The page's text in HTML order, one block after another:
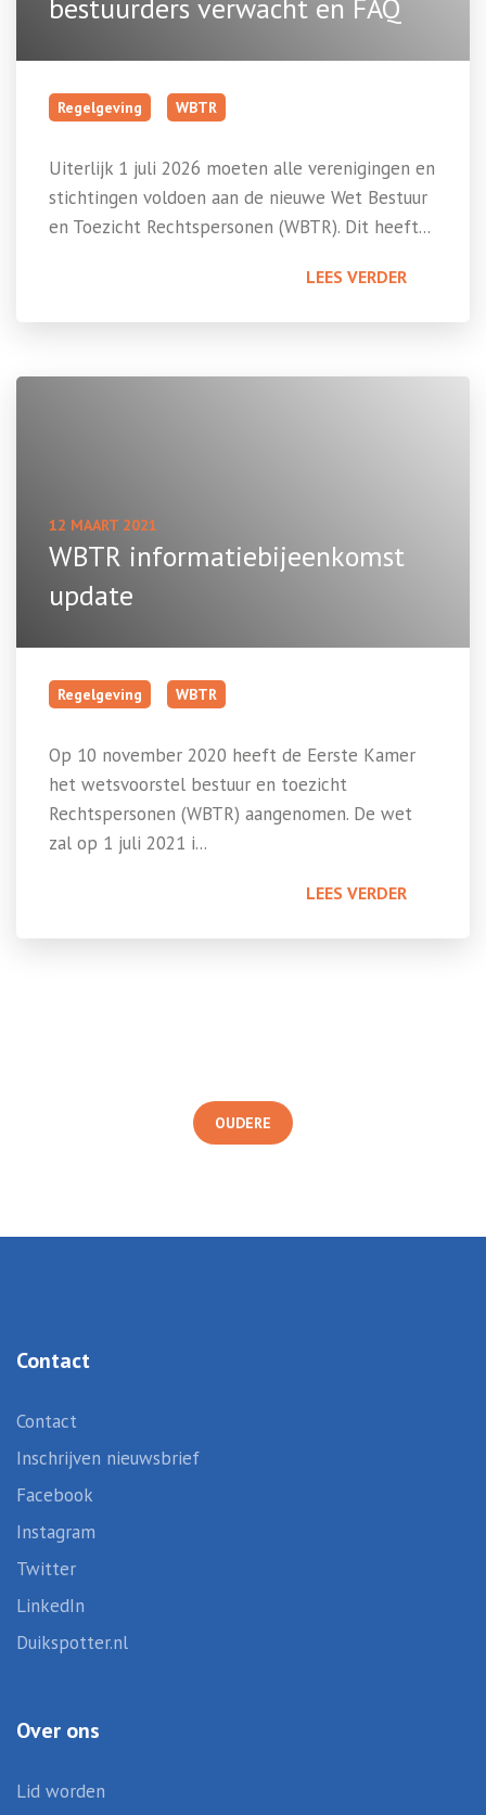
bestuurders verwacht en FAQ
Regelgeving WBTR
Uiterlijk 1 juli 2026 moeten alle verenigingen en
stichtingen voldoen aan de nieuwe Wet Bestuur
en Toezicht Rechtspersonen (WBTR). Dit heeft...
LEES VERDER
12 MAART 2021
WBTR informatiebijeenkomst
update
Regelgeving WBTR
Op 10 november 2020 heeft de Eerste Kamer
het wetsvoorstel bestuur en toezicht
Rechtspersonen (WBTR) aangenomen. De wet
zal op 1 juli 2021 i...
LEES VERDER
OUDERE
Contact
Contact
Inschrijven nieuwsbrief
Facebook
Instagram
Twitter
LinkedIn
Duikspotter.nl
Over ons
Lid worden